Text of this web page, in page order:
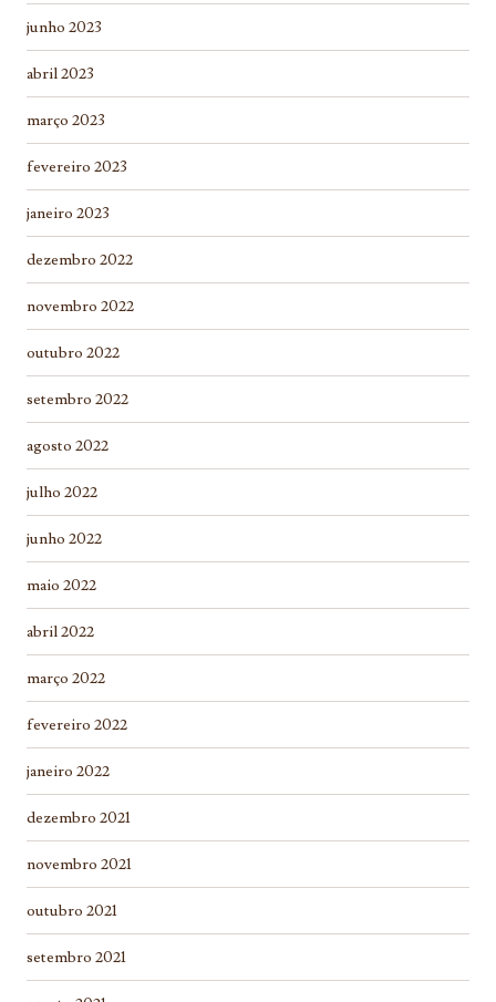
junho 2023
abril 2023
março 2023
fevereiro 2023
janeiro 2023
dezembro 2022
novembro 2022
outubro 2022
setembro 2022
agosto 2022
julho 2022
junho 2022
maio 2022
abril 2022
março 2022
fevereiro 2022
janeiro 2022
dezembro 2021
novembro 2021
outubro 2021
setembro 2021